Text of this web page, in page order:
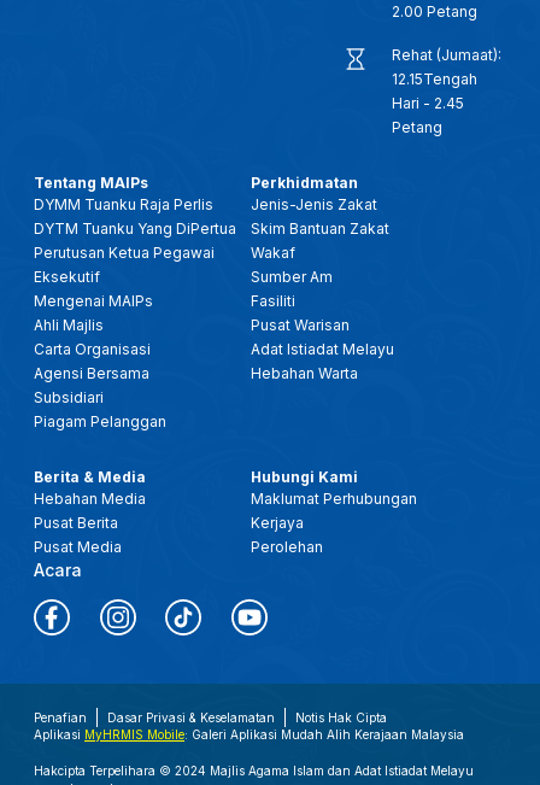
2.00 Petang
Rehat (Jumaat):
12.15Tengah
Hari - 2.45
Petang
Tentang MAIPs
DYMM Tuanku Raja Perlis
DYTM Tuanku Yang DiPertua
Perutusan Ketua Pegawai
Eksekutif
Mengenai MAIPs
Ahli Majlis
Carta Organisasi
Agensi Bersama
Subsidiari
Piagam Pelanggan
Perkhidmatan
Jenis-Jenis Zakat
Skim Bantuan Zakat
Wakaf
Sumber Am
Fasiliti
Pusat Warisan
Adat Istiadat Melayu
Hebahan Warta
Berita & Media
Hebahan Media
Pusat Berita
Pusat Media
Acara
Hubungi Kami
Maklumat Perhubungan
Kerjaya
Perolehan
Penafian Dasar Privasi & Keselamatan
Notis Hak Cipta
Aplikasi MyHRMIS Mobile: Galeri Aplikasi Mudah Alih Kerajaan Malaysia
Hakcipta Terpelihara © 2024 Majlis Agama Islam dan Adat Istiadat Melayu